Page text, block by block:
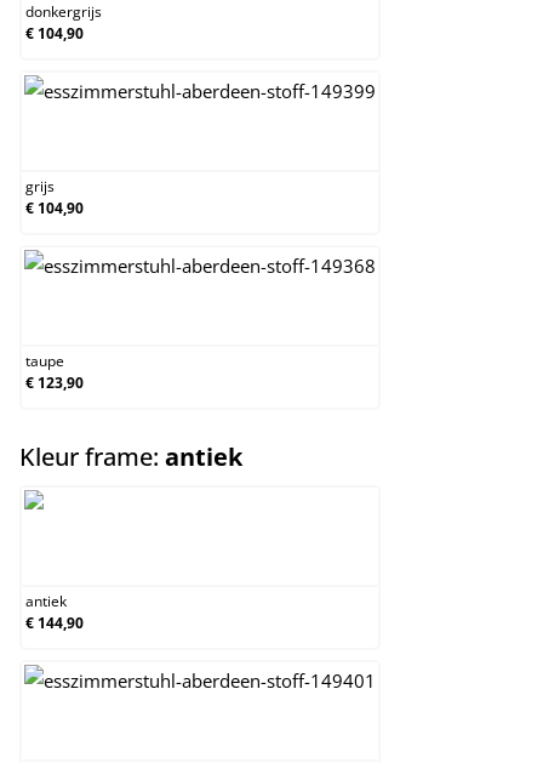
donkergrijs
€ 104,90
grijs
€ 104,90
taupe
€ 123,90
Kleur frame: antiekselect
antiek
€ 144,90